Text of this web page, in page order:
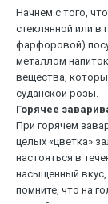
Начнем с того,
стеклянной или в
фарфоровой)
металлом
вещества,
суданской розы.
Горячее
При горячем
целых «цветка»
настояться в
насыщенный
помните, что на